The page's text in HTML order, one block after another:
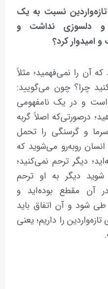
نسبت به یک
و دلسوزی نداشت و
امیدوار کرد؟
آن را نمی‌فهمید؛ مثلاً
چرا؟ چون می‌گویید:
و در یک نامفهومی
درصورتی‌که اصلاً گربه
و گرسنگی را تحمل
روبه‌رو می‌شوید که
دیگر ترحم نمی‌کنید؛
دیگر به او ترحم
آن مقطع بوده‌اید و
طی شود و آن اتفاق باید
را داریم؛ یعنی